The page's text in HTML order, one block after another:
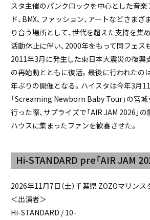
スタ主催のパンクロックを中心とした音楽
ド、BMX、ファッション、アートなどさま
り合う場所として、世代を超えた支持を集
活動休止に伴い、2000年をもって同フェス
2011年3月に発生した東日本大震災の復興
の再始動とともに復活。最後に行われたの
年ぶりの開催となる。ハイスタは今年3月
「Screaming Newborn Baby Tour」の宮城
行った際、サプライズで「AIR JAM 2026」
ハウスに集まったファンを歓喜させた。
Hi-STANDARD pre「AIR JAM
2026年11月7日（土）千葉県 ZOZOマリンス
＜出演者＞
Hi-STANDARD / 10-